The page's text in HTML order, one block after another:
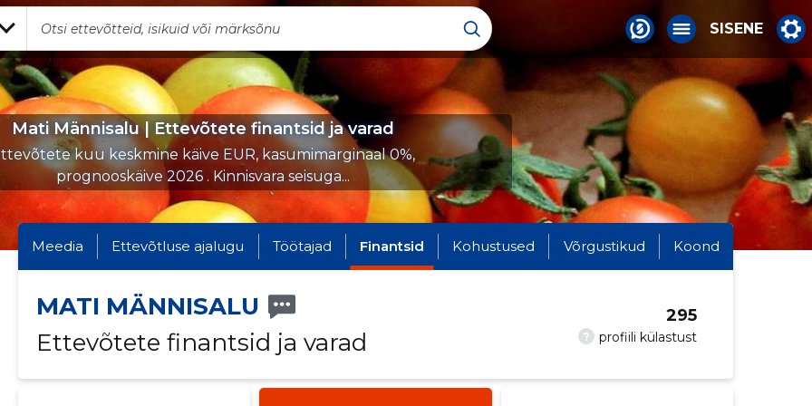
SISENE
Mati Männisalu | Ettevõtete finantsid ja varad
kuu keskmine käive EUR, kasumimarginaal 0%,
prognooskäive 2026 . Kinnisvara seisuga...
Meedia Ettevõtluse ajalugu Töötajad Finantsid Kohustused Võrgustikud Koond
MATI MÄNNISALU
Ettevõtete finantsid ja varad
? profiili külastust
295